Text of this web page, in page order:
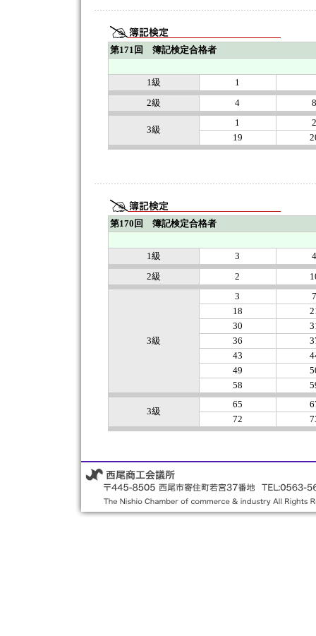
第171回 簿記検定合格者
1級
1
2級
4 8
3級
1
2
19
第170回 簿記検定合格者
1級 3
4
2級
2
3級
3
7
18
30
36
43
49
58
3級
65
72